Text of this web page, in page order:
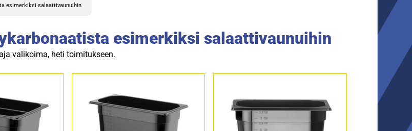
esimerkiksi salaattivaunuihin
esimerkiksi salaattivaunuihin
valikoima, heti toimitukseen.